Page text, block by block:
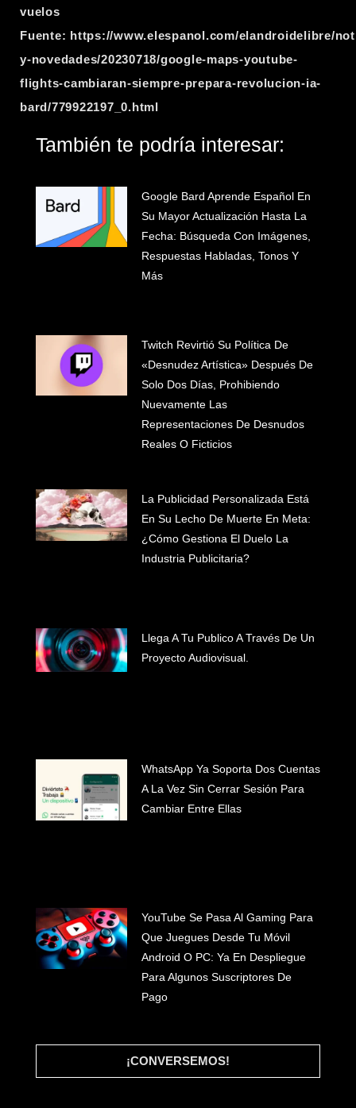
#INICIO
#WHAT WE DO
#CLIENTES
#BLOG
#LET'S TALK
vuelos
Fuente: https://www.elespanol.com/elandroidelibre/
y-novedades/20230718/google-maps-youtube-
flights-cambiaran-siempre-prepara-revolucion-ia-
bard/779922197_0.html
También te podría interesar:
Google Bard Aprende Español En
Su Mayor Actualización Hasta La
Fecha: Búsqueda Con Imágenes,
Respuestas Habladas, Tonos Y
Más
Twitch Revirtió Su Política De
«desnudez Artística» Después De
Solo Dos Días, Prohibiendo
Nuevamente Las
Representaciones De Desnudos
Reales O Ficticios
La Publicidad Personalizada Está
En Su Lecho De Muerte En Meta:
¿cómo Gestiona El Duelo La
Industria Publicitaria?
Llega A Tu Publico A Través De Un
Proyecto Audiovisual.
WhatsApp Ya Soporta Dos Cuentas
A La Vez Sin Cerrar Sesión Para
Cambiar Entre Ellas
YouTube Se Pasa Al Gaming Para
Que Juegues Desde Tu Móvil
Android O PC: Ya En Despliegue
Para Algunos Suscriptores De
Pago
¡CONVERSEMOS!